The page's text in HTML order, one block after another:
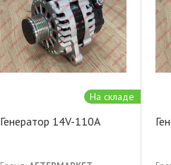
На складе
Генератор 14V-110A